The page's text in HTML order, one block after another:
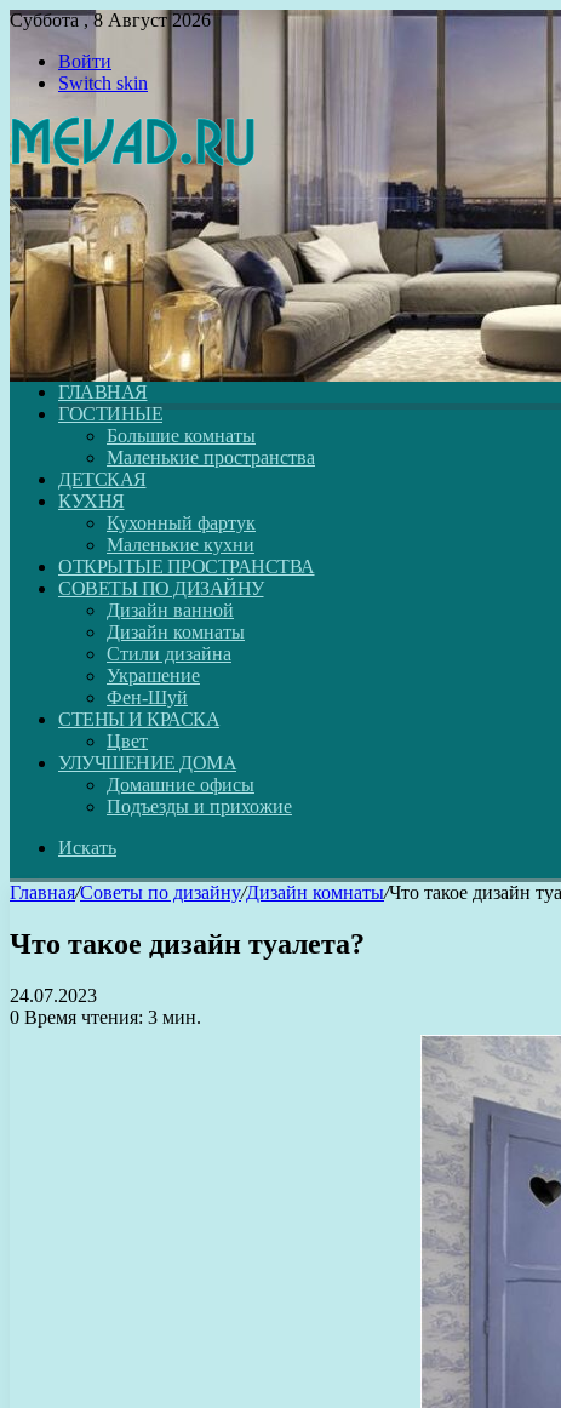
Суббота , 8 Август 2026
Войти
Switch skin
ГЛАВНАЯ
ГОСТИНЫЕ
Большие комнаты
Маленькие пространства
ДЕТСКАЯ
КУХНЯ
Кухонный фартук
Маленькие кухни
ОТКРЫТЫЕ ПРОСТРАНСТВА
СОВЕТЫ ПО ДИЗАЙНУ
Дизайн ванной
Дизайн комнаты
Стили дизайна
Украшение
Фен-Шуй
СТЕНЫ И КРАСКА
Цвет
УЛУЧШЕНИЕ ДОМА
Домашние офисы
Подъезды и прихожие
Искать
Главная/Советы по дизайну/Дизайн комнаты/Что такое дизайн
Что такое дизайн туалета?
24.07.2023
0 Время чтения: 3 мин.